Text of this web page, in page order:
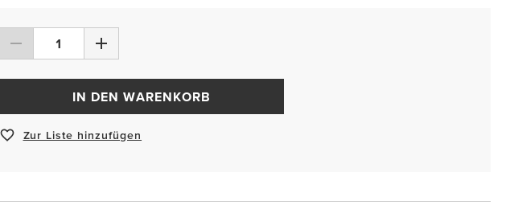
IN DEN WARENKORB
Zur Liste hinzufügen